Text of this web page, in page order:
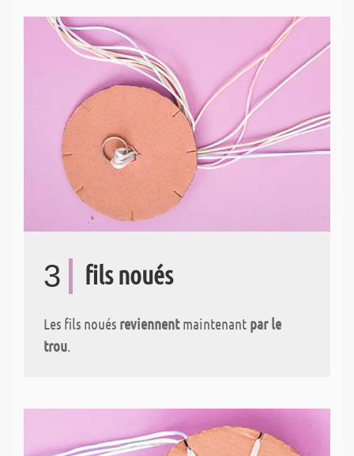
3 fils noués
Les fils noués reviennentmaintenant par le
trou.